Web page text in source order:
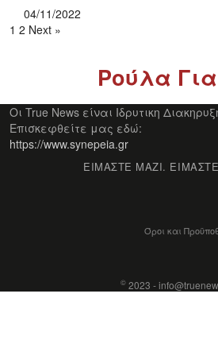
04/11/2022
1 2 Next »
Ρούλα
Οι True News είναι Ιδρυτικη
Επισκεφθείτε μας εδώ:
https://www.synepeia.gr
ΕΙΜΑΣΤΕ ΜΑΖΙ.
Όροι και
© 2023 -